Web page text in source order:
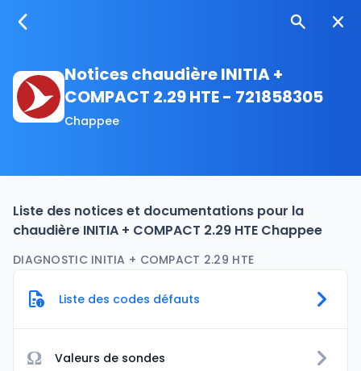
Notices chaudière INITIA +
COMPACT 2.29 HTE - 721858305
Chappee
Liste des notices et documentations pour la
chaudière INITIA + COMPACT 2.29 HTE Chappee
DIAGNOSTIC INITIA + COMPACT 2.29 HTE
Liste des codes défauts
Ω Valeurs de sondes